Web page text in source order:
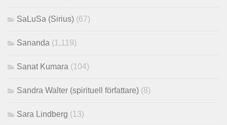
SaLuSa (Sirius) (67)
Sananda (1,119)
Sanat Kumara (104)
Sandra Walter (spirituell författare) (8)
Sara Lindberg (13)